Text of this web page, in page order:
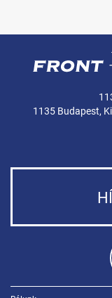
1135 Budapest,